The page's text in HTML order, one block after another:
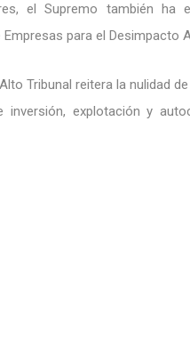
el Supremo también ha
para el Desimpacto
Tribunal reitera la nulidad
explotación y